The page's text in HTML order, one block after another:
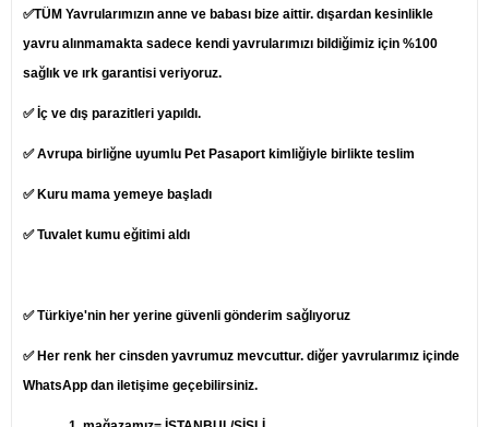
✅TÜM Yavrularımızın anne ve babası bize aittir. dışardan kesinlikle
yavru alınmamakta sadece kendi yavrularımızı bildiğimiz için %100
sağlık ve ırk garantisi veriyoruz.
✅ İç ve dış parazitleri yapıldı.
✅ Avrupa birliğne uyumlu Pet Pasaport kimliğiyle birlikte teslim
✅ Kuru mama yemeye başladı
✅ Tuvalet kumu eğitimi aldı
✅ Türkiye'nin her yerine güvenli gönderim sağlıyoruz
✅ Her renk her cinsden yavrumuz mevcuttur. diğer yavrularımız içinde
WhatsApp dan iletişime geçebilirsiniz.